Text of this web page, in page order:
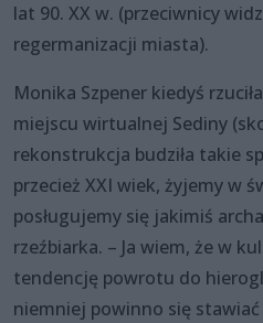
lat 90. XX w. (przeciwnicy
regermanizacji miasta).
Monika Szpener kiedyś
miejscu wirtualnej Sediny
rekonstrukcja budziła takie
przecież XXI wiek, żyjemy w
posługujemy się jakimiś
rzeźbiarka. – Ja wiem, że w
tendencję powrotu do
niemniej powinno się